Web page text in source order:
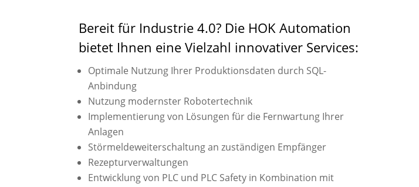
Bereit für Industrie 4.0? Die HOK Automation
bietet Ihnen eine Vielzahl innovativer Services:
Optimale Nutzung Ihrer Produktionsdaten durch SQL-
Anbindung
Nutzung modernster Robotertechnik
Implementierung von Lösungen für die Fernwartung Ihrer
Anlagen
Störmeldeweiterschaltung an zuständigen Empfänger
Rezepturverwaltungen
Entwicklung von PLC und PLC Safety in Kombination mit